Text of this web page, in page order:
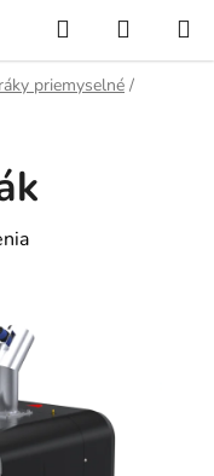
Hľadať
KOŠÍK
priemyselné /